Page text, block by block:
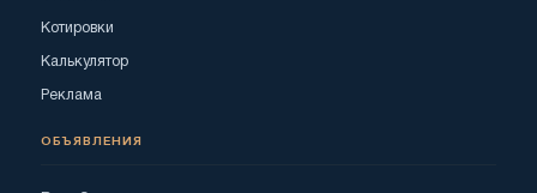
Котировки
Калькулятор
Реклама
ОБЪЯВЛЕНИЯ